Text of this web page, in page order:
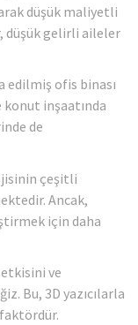
düşük maliyetli
düşük gelirli aileler
edilmiş ofis binası
konut inşaatında
de
çeşitli
Ancak,
için daha
etkisini ve
Bu, 3D yazıcılarla